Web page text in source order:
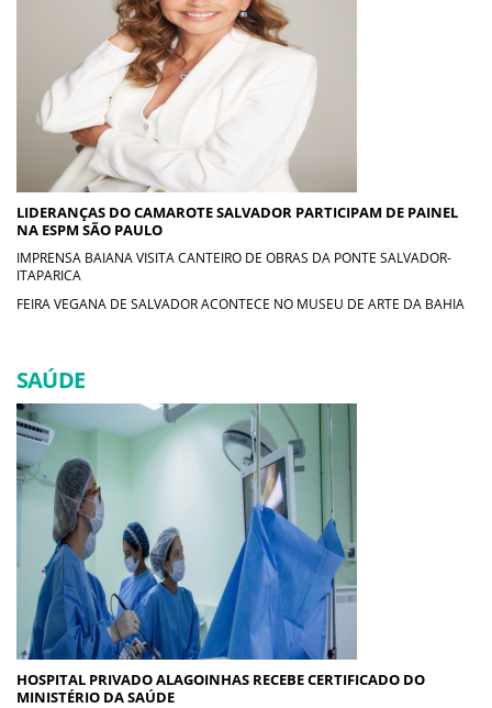
LIDERANÇAS DO CAMAROTE SALVADOR PARTICIPAM DE PAINEL
NA ESPM SÃO PAULO
IMPRENSA BAIANA VISITA CANTEIRO DE OBRAS DA PONTE SALVADOR-
ITAPARICA
FEIRA VEGANA DE SALVADOR ACONTECE NO MUSEU DE ARTE DA BAHIA
SAÚDE
HOSPITAL PRIVADO ALAGOINHAS RECEBE CERTIFICADO DO
MINISTÉRIO DA SAÚDE